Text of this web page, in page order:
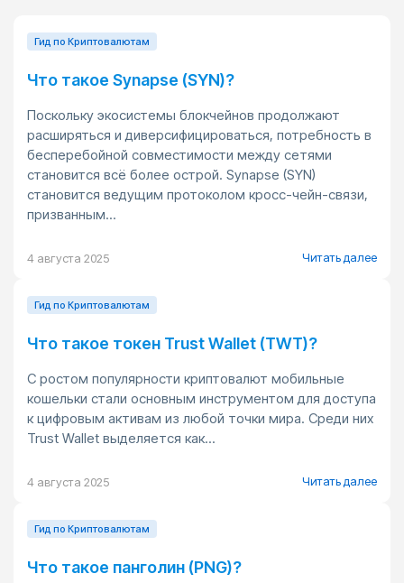
Гид по Криптовалютам
Что такое Synapse (SYN)?
Поскольку экосистемы блокчейнов продолжают
расширяться и диверсифицироваться, потребность в
бесперебойной совместимости между сетями
становится всё более острой. Synapse (SYN)
становится ведущим протоколом кросс-чейн-связи,
призванным...
4 августа 2025 Читать далее
Гид по Криптовалютам
Что такое токен Trust Wallet (TWT)?
С ростом популярности криптовалют мобильные
кошельки стали основным инструментом для доступа
к цифровым активам из любой точки мира. Среди них
Trust Wallet выделяется как...
4 августа 2025 Читать далее
Гид по Криптовалютам
Что такое панголин (PNG)?